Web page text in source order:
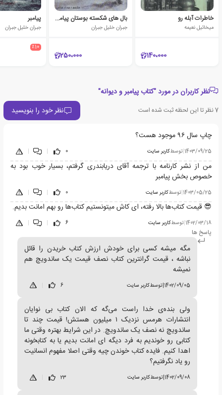
خاطرات آبله رو
میخائیل نعیمه
140،000
بال های شکسته بوستان پیامبر معشوق
جبران خلیل جبران
250،000
پیامبر
جبران خلیل جبران
٪10
نظر کاربران در مورد "کتاب پیامبر و دیوانه"
7نظر تا این لحظه ثبت شده است نظر خود را بنویسید
چاپ سال ۹۶ موجود هست؟
1403/09/25
|توسطکاربر سایت 0
|
|
من از نشر کارنامه با ترجمه آقای دریابندری گرفتم، بسیار خوب بود به
خصوص بخش پیامبر
1403/05/25
|توسطکاربر سایت 0
|
|
😎 قیمت کتاب‌ها بالا رفته، ای کاش میتونستیم کتاب‌ها رو بهم امانت بدیم.
1402/03/18
|توسطکاربر سایت 6
|
|
پاسخ ها
مگه میشه کسی برای خودش ارزش کتاب خریدن را قائل
نباشه ، قیمت گرانترین کتاب نصف قیمت یک ساندویچ هم
نمیشه
1402/09/05
|توسطکاربر سایت 6
ولی بنده‌ی خدا راست می‌گه که الان کتاب بی نوایان
انتشارات هرمس نزدیک ۱ میلیون هستش! قیمت چند تا
ساندویچ نه نصف یک ساندویچ. در این شرایط بهتره وقتی ما
کتابی رو خوندیم به فرد دیگه ای امانت بدیم یا به کتابخونه
اهدا کنیم. فایده کتاب خوندن چیه وقتی اصلا مفهوم انسانیت
رو یاد نگرفتیم؟
1402/09/08
|توسطکاربر سایت 23